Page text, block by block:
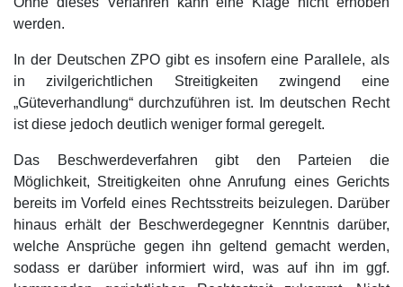
werden.
In der Deutschen ZPO gibt es insofern eine Parallele, als
in zivilgerichtlichen Streitigkeiten zwingend eine
„Güteverhandlung“ durchzuführen ist. Im deutschen Recht
ist diese jedoch deutlich weniger formal geregelt.
Das Beschwerdeverfahren gibt den Parteien die
Möglichkeit, Streitigkeiten ohne Anrufung eines Gerichts
bereits im Vorfeld eines Rechtsstreits beizulegen. Darüber
hinaus erhält der Beschwerdegegner Kenntnis darüber,
welche Ansprüche gegen ihn geltend gemacht werden,
sodass er darüber informiert wird, was auf ihn im ggf.